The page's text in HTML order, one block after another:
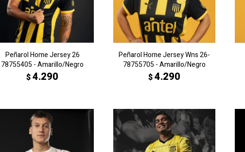
Peñarol Home Jersey 26
78755405 - Amarillo/Negro
$4.290
Peñarol Home Jersey Wns 26-
78755705 - Amarillo/Negro
$4.290